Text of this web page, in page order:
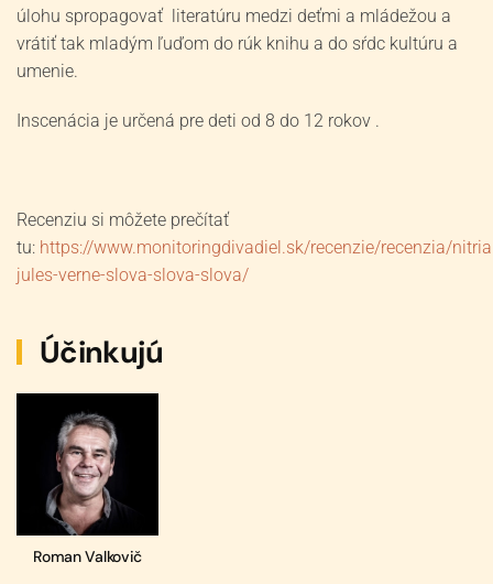
úlohu spropagovať literatúru medzi deťmi a mládežou a
vrátiť tak mladým ľuďom do rúk knihu a do sŕdc kultúru a
umenie.
Inscenácia je určená pre deti od 8 do 12 rokov .
Recenziu si môžete prečítať
tu: https://www.monitoringdivadiel.sk/recenzie/recenzia/
jules-verne-slova-slova-slova/
Účinkujú
Roman Valkovič